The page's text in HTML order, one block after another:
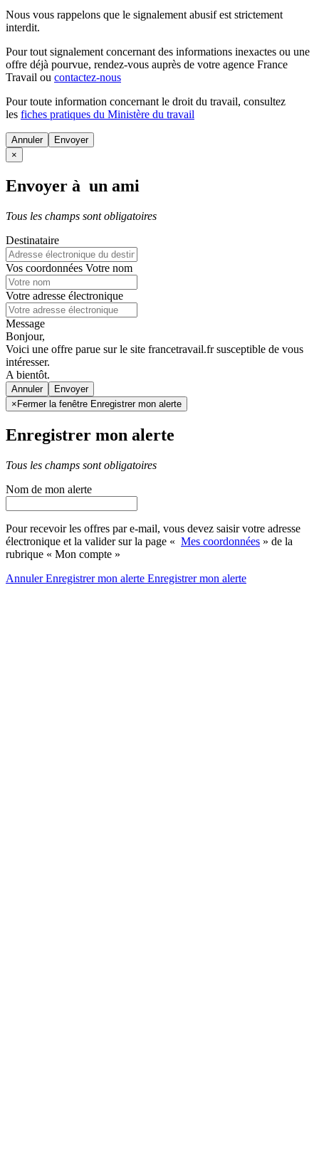
Nous vous rappelons que le signalement abusif est strictement
interdit.
Pour tout signalement concernant des informations inexactes ou une
offre déjà pourvue, rendez-vous auprès de votre agence France
Travail ou contactez-nous
Pour toute information concernant le droit du travail, consultez
les fiches pratiques du Ministère du travail
Annuler
×
Envoyer à un ami
Tous les champs sont obligatoires
Destinataire
Vos coordonnées Votre nom
Votre adresse électronique
Message
Bonjour,
Voici une offre parue sur le site francetravail.fr susceptible de vous
intéresser.
A bientôt.
Annuler
× Fermer la fenêtre Enregistrer mon alerte
Enregistrer mon alerte
Tous les champs sont obligatoires
Nom de mon alerte
Pour recevoir les offres par e-mail, vous devez saisir votre adresse
électronique et la valider sur la page « Mes coordonnées » de la
rubrique « Mon compte »
AnnulerEnregistrer mon alerte Enregistrermon alerte